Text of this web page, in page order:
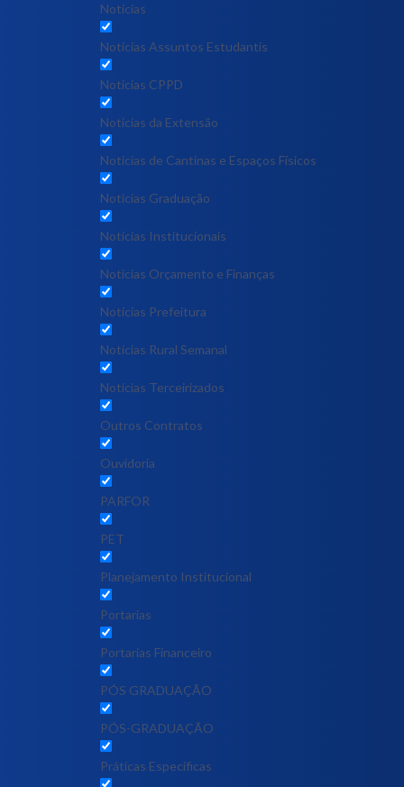
Notícias
Notícias Assuntos Estudantis
Notícias CPPD
Notícias da Extensão
Notícias de Cantinas e Espaços Físicos
Notícias Graduação
Notícias Institucionais
Notícias Orçamento e Finanças
Notícias Prefeitura
Notícias Rural Semanal
Notícias Terceirizados
Outros Contratos
Ouvidoria
PARFOR
PET
Planejamento Institucional
Portarias
Portarias Financeiro
PÓS GRADUAÇÃO
PÓS-GRADUAÇÃO
Práticas Específicas